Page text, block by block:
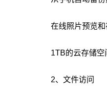
在线照片预览和
1TB的云存储空
2、文件访问